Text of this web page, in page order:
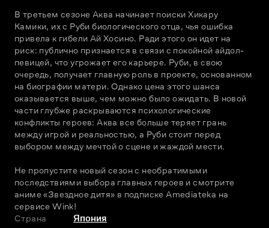
В третьем сезоне Аква начинает поиски Хикару
Камики, их с Руби биологического отца, чья ошибка
привела к гибели Ай Хосино. Ради этого он идет на
риск: публично признается в связи с покойной айдол-
певицей, что угрожает его карьере. Руби, в свою
очередь, получает главную роль в проекте, основанном
на биографии матери. Однако цена этого шанса
оказывается выше, чем можно было ожидать. В новой
части глубже раскрываются психологические
конфликты героев: Аква все больше теряет грань
между игрой и реальностью, а Руби стоит перед
выбором между мечтой о сцене и жаждой мести.
Не пропустите новый сезон с необратимыми
последствиями выбора главных героев и смотрите
аниме «Звездное дитя» в подписке Amediateka на
сервисе Wink!
Страна
Япония